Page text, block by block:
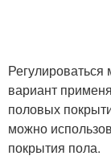
Регулироваться
вариант
половых
можно
покрытия пола.